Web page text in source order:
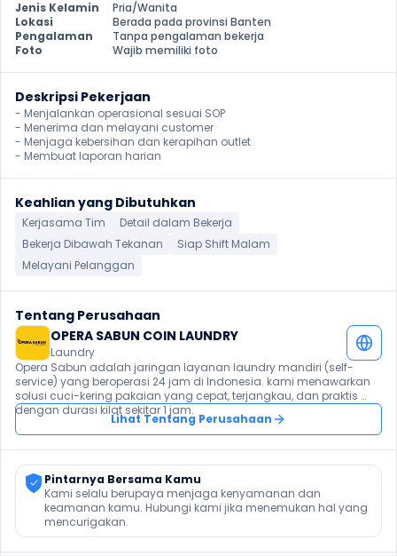
Jenis Kelamin
Pria/Wanita
Lokasi
Berada pada provinsi Banten
Pengalaman
Tanpa pengalaman bekerja
Foto
Wajib memiliki foto
Deskripsi Pekerjaan
- Menjalankan operasional sesuai SOP
- Menerima dan melayani customer
- Menjaga kebersihan dan kerapihan outlet
- Membuat laporan harian
Keahlian yang Dibutuhkan
Kerjasama Tim
Detail dalam Bekerja
Bekerja Dibawah Tekanan
Siap Shift Malam
Melayani Pelanggan
Tentang Perusahaan
OPERA SABUN COIN LAUNDRY
Laundry
Opera Sabun adalah jaringan layanan laundry mandiri (self-
service) yang beroperasi 24 jam di Indonesia. kami menawarkan
solusi cuci-kering pakaian yang cepat, terjangkau, dan praktis
dengan durasi kilat sekitar 1 jam.
Lihat Tentang Perusahaan
Pintarnya Bersama Kamu
Kami selalu berupaya menjaga kenyamanan dan
keamanan kamu. Hubungi kami jika menemukan hal yang
mencurigakan.